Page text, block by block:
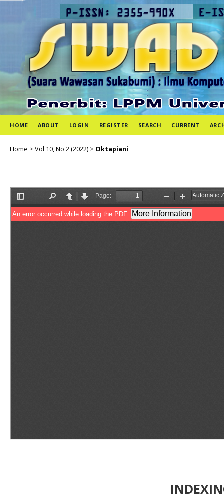
HOME ABOUT LOGIN REGISTER SEARCH CURRENT
Home > Vol 10, No 2 (2022) > Oktapiani